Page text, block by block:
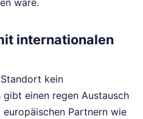
wäre.
internationalen
kein
einen regen Austausch
Partnern wie